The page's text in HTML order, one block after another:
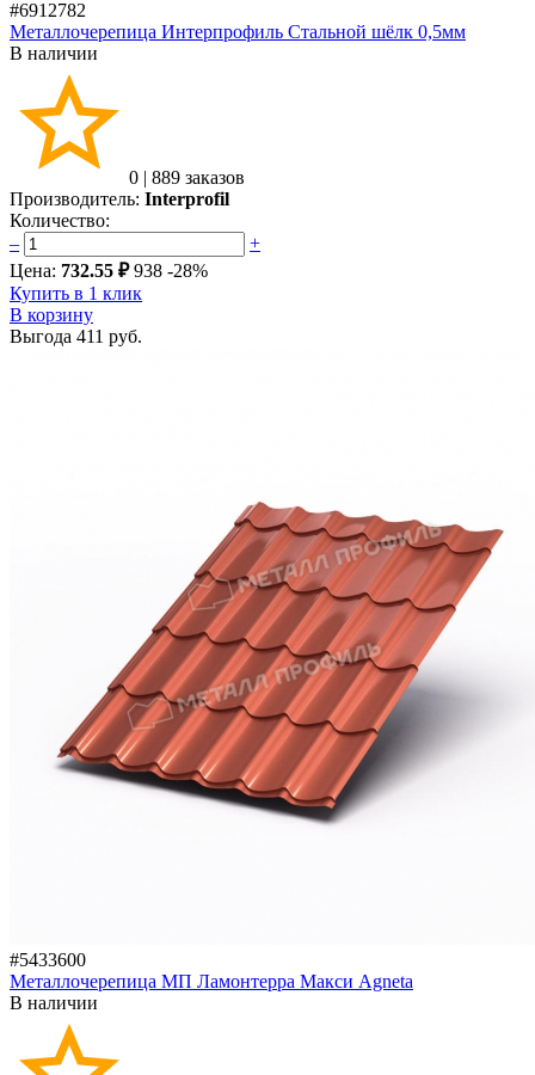
#6912782
Металлочерепица Интерпрофиль Стальной шёлк 0,5мм
В наличии
0 | 889 заказов
Производитель: Interprofil
Количество:
–
+
Цена: 732.55 ₽ 938 -28%
Купить в 1 клик
В корзину
Выгода 411 руб.
#5433600
Металлочерепица МП Ламонтерра Макси Agneta
В наличии